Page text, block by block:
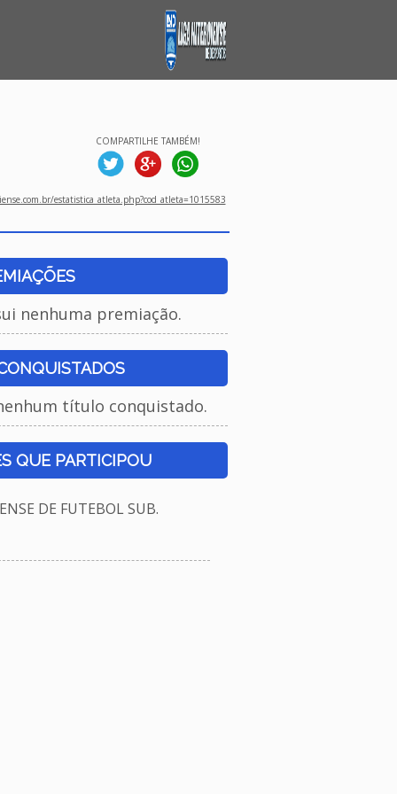
COMPARTILHE TAMBÉM!
estatistica_atleta.php?cod_atleta=1015583
nenhuma premiação.
título conquistado.
QUE PARTICIPOU
DE FUTEBOL SUB.